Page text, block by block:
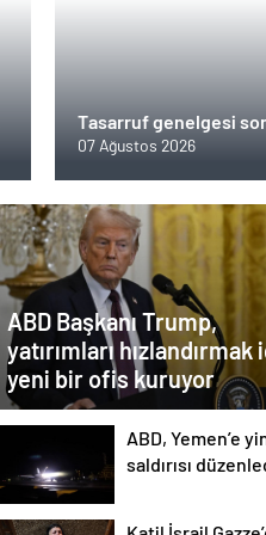
Tasarruf genelgesi
KPSS kurslarını terk
07 Ağustos 2026
ABD Başkanı Trump,
yatırımları hızlandırmak
yeni bir ofis kuruyor
ABD, Yemen’e
saldırısı